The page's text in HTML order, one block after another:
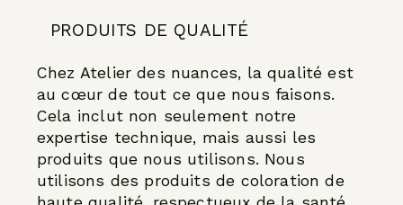
PRODUITS DE QUALITÉ
Chez Atelier des nuances, la qualité est
au cœur de tout ce que nous faisons.
Cela inclut non seulement notre
expertise technique, mais aussi les
produits que nous utilisons. Nous
utilisons des produits de coloration de